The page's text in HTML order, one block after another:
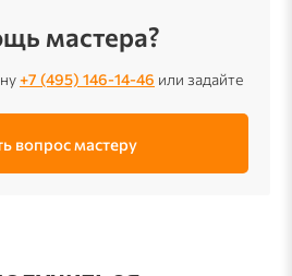
мастера?
+7 (495) 146-14-46 или задайте
вопрос мастеру